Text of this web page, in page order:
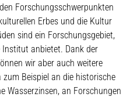
Forschungsschwerpunkten
Erbes und die Kultur
sind ein Forschungsgebiet,
anbietet. Dank der
wir aber auch weitere
zum Beispiel an die historische
Wasserzinsen, an Forschungen